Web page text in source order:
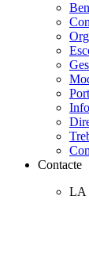
Contacte
LA